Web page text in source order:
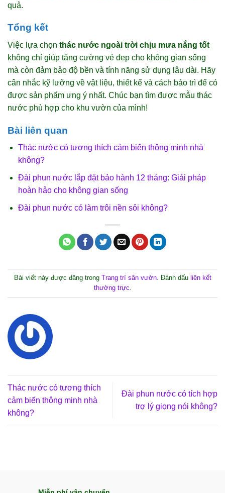
quả.
Tổng kết
Việc lựa chọn thác nước ngoài trời chịu mưa nắng tốt
không chỉ giúp tăng cường vẻ đẹp cho không gian sống
mà còn đảm bảo độ bền và tính năng sử dụng lâu dài. Hãy
cân nhắc kỹ lưỡng về vật liệu, thiết kế và cách bảo trì để có
được sản phẩm ưng ý nhất. Chúc bạn tìm được mẫu thác
nước phù hợp cho khu vườn của mình!
Bài liên quan
Thác nước có tương thích cảm biến thông minh nhà
không?
Đài phun nước lắp đặt bảo hành 12 tháng: Giải pháp
hoàn hảo cho không gian sống
Đài phun nước có làm trôi nền sỏi không?
Bài viết này được đăng trong Trang trí sân vườn. Đánh dấu liên kết
thường trực
Thác nước có tương thích
cảm biến thông minh nhà
không?
Đài phun nước có tích hợp
trợ lý giọng nói không?